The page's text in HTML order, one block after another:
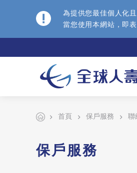
為提供您最佳個人化
當您使用本網站，即
首頁 保戶服務 聯
保戶服務